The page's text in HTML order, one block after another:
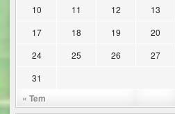
« Tem
10
11 12 13
17
18 19 20
24
25 26 27
31